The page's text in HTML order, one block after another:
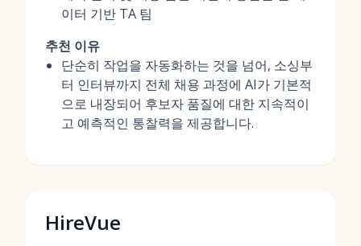
이터 기반 TA 팀
추천 이유
단순히 작업을 자동화하는 것을 넘어, 소싱부
터 인터뷰까지 전체 채용 과정에 AI가 기본적
으로 내장되어 후보자 품질에 대한 지속적이
고 예측적인 통찰력을 제공합니다.
HireVue